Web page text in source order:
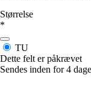
Størrelse
*
TU
Dette felt er påkrævet
Sendes inden for 4 dage